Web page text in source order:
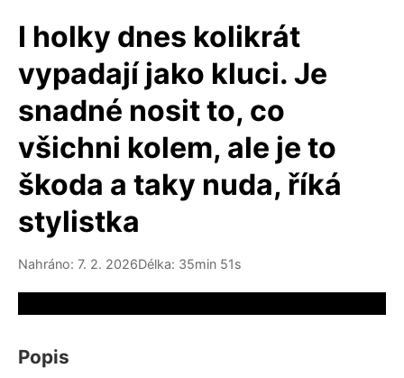
I holky dnes kolikrát
vypadají jako kluci. Je
snadné nosit to, co
všichni kolem, ale je to
škoda a taky nuda, říká
stylistka
Nahráno: 7. 2. 2026Délka: 35min 51s
Popis